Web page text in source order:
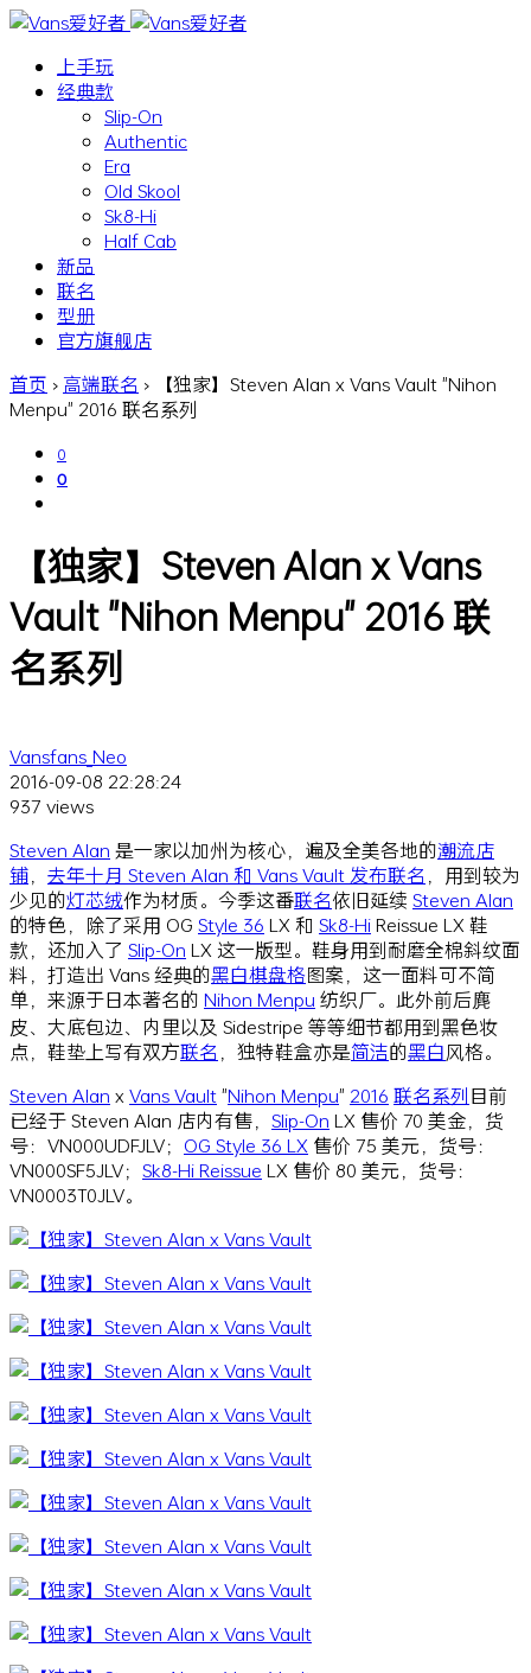
上手玩
经典款
Slip-On
Authentic
Era
Old Skool
Sk8-Hi
Half Cab
新品
联名
型册
官方旗舰店
首页 › 高端联名 ›
【独家】Steven Alan x Vans Vault "Nihon
Menpu" 2016 联名系列
0
0
【独家】Steven Alan x Vans
Vault "Nihon Menpu" 2016 联
名系列
Vansfans_Neo
2016-09-08 22:28:24
937 views
Steven Alan 是一家以加州为核心，遍及全美各地的潮流店
铺
去年十月 Steven Alan 和 Vans Vault 发布联名 ，用到较为
少见的灯芯绒作为材质。今季这番联名依旧延续 Steven Alan
的特色，除了采用 OG Style 36 LX 和 Sk8-HiReissue LX 鞋
款，还加入了 Slip-On LX 这一版型。鞋身用到耐磨全棉斜纹面
料，打造出 Vans 经典的黑白棋盘格图案，这一面料可不简
单，来源于日本著名的 Nihon Menpu 纺织厂。此外前后麂
皮、大底包边、内里以及 Sidestripe 等等细节都用到黑色妆
点，鞋垫上写有双方联名 ，独特鞋盒亦是简洁的黑白风格。
Steven Alan x Vans Vault"Nihon Menpu" 2016 联名系列目前
已经于 Steven Alan 店内有售， Slip-On LX 售价 70 美金，货
号：VN000UDFJLV； OG Style 36 LX 售价 75 美元，货号：
VN000SF5JLV； Sk8-Hi Reissue LX 售价 80 美元，货号：
VN0003T0JLV。